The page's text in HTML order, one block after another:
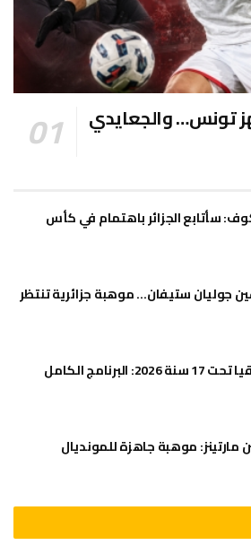
تونس… والجعايدي
سأتابع الجزائر باهتمام في كأس
جوليان ستيفان… موهبة جزائرية تنتظر
كأس أمم إفريقيا تحت 17 سنة 2026: البرنامج الكامل
موهبة جاهزة للمونديال